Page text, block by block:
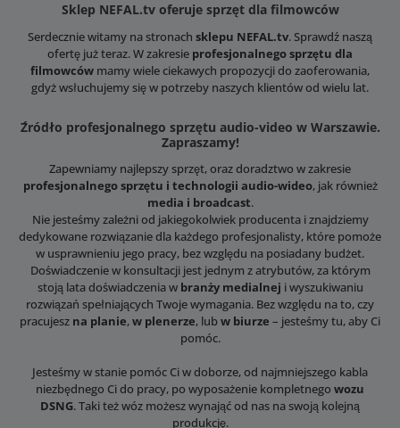
Sklep NEFAL.tv oferuje sprzęt dla filmowców
Serdecznie witamy na stronach sklepu NEFAL.tv. Sprawdź naszą
ofertę już teraz. W zakresie profesjonalnego sprzętu dla
filmowców mamy wiele ciekawych propozycji do zaoferowania,
gdyż wsłuchujemy się w potrzeby naszych klientów od wielu lat.
Źródło profesjonalnego sprzętu audio-video w Warszawie.
Zapraszamy!
Zapewniamy najlepszy sprzęt, oraz doradztwo w zakresie
profesjonalnego sprzętu i technologii audio-wideo, jak również
media i broadcast.
Nie jesteśmy zależni od jakiegokolwiek producenta i znajdziemy
dedykowane rozwiązanie dla każdego profesjonalisty, które pomoże
w usprawnieniu jego pracy, bez względu na posiadany budżet.
Doświadczenie w konsultacji jest jednym z atrybutów, za którym
stoją lata doświadczenia w branży medialnej i wyszukiwaniu
rozwiązań spełniających Twoje wymagania. Bez względu na to, czy
pracujesz na planie,w plenerze, lubw biurze – jesteśmy tu, aby Ci
pomóc.
Jesteśmy w stanie pomóc Ci w doborze, od najmniejszego kabla
niezbędnego Ci do pracy, po wyposażenie kompletnego wozu
DSNG. Taki też wóz możesz wynająć od nas na swoją kolejną
produkcję.